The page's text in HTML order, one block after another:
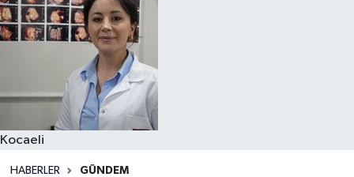
Kocaeli
HABERLER GÜNDEM